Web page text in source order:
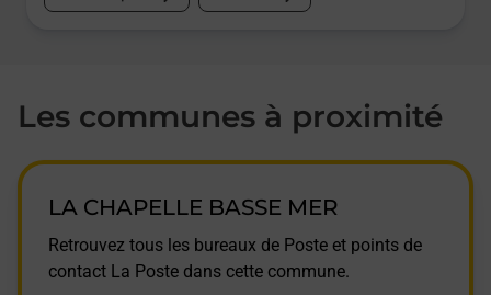
Les communes à proximité
LA CHAPELLE BASSE MER
Retrouvez tous les bureaux de Poste et points de
contact La Poste dans cette commune.